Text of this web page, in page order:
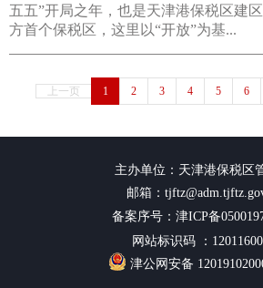
五五”开局之年，也是天津港保税区建
方首个保税区，这里以“开放”为基...
上一页 1 2 3 4 5 6
主办单位：天津港保税区
邮箱：
备案序号：津ICP备
网站标识码 ：
津公网安备